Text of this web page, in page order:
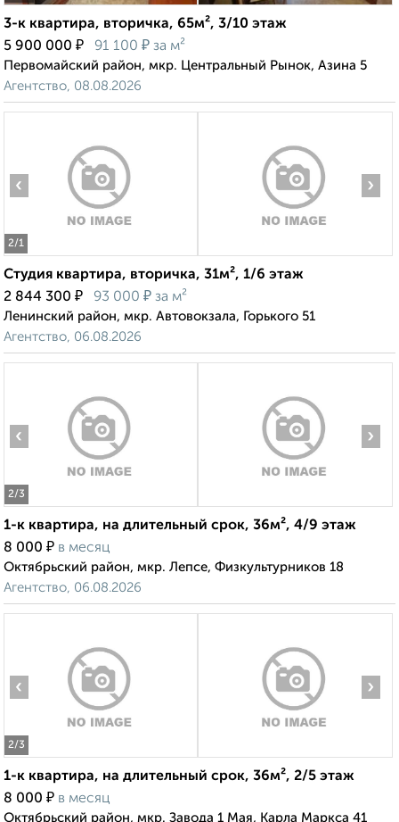
3-к квартира, вторичка, 65м², 3/10 этаж
5 900 000 ₽ 91 100 ₽ за м²
Первомайский район, мкр. Центральный Рынок, Азина 5
Агентство, 08.08.2026
2/1
‹ ›
Студия квартира, вторичка, 31м², 1/6 этаж
2 844 300 ₽ 93 000 ₽ за м²
Ленинский район, мкр. Автовокзала, Горького 51
Агентство, 06.08.2026
2/3
‹ ›
1-к квартира, на длительный срок, 36м², 4/9 этаж
8 000 ₽ в месяц
Октябрьский район, мкр. Лепсе, Физкультурников 18
Агентство, 06.08.2026
2/3
‹ ›
1-к квартира, на длительный срок, 36м², 2/5 этаж
8 000 ₽ в месяц
Октябрьский район, мкр. Завода 1 Мая, Карла Маркса 41